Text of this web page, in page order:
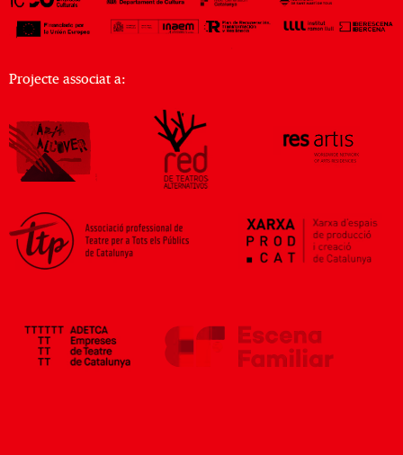
Projecte associat a: